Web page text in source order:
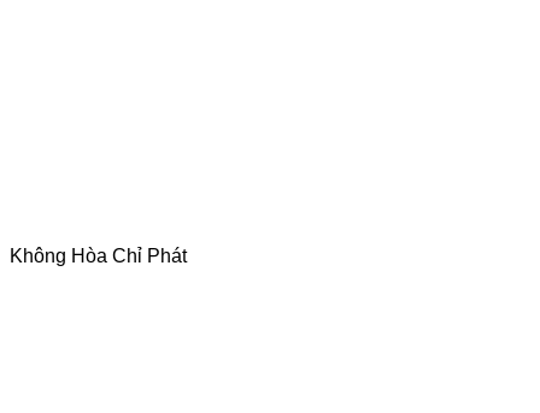
Không Hòa Chỉ Phát